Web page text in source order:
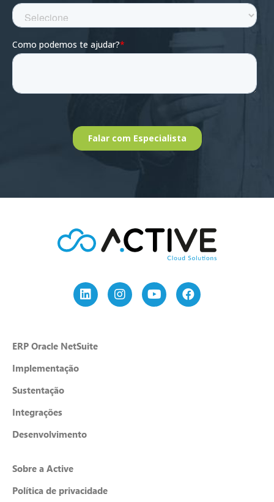
ERP Oracle NetSuite
Implementação
Sustentação
Integrações
Desenvolvimento
Sobre a Active
Política de privacidade